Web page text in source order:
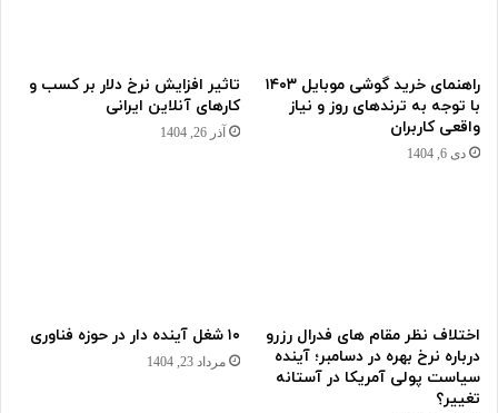
راهنمای خرید گوشی موبایل ۱۴۰۳
با توجه به ترندهای روز و نیاز
واقعی کاربران
دی 6, 1404
تاثیر افزایش نرخ دلار بر کسب و
کارهای آنلاین ایرانی
آذر 26, 1404
اختلاف نظر مقام های فدرال رزرو
درباره نرخ بهره در دسامبر؛ آینده
سیاست پولی آمریکا در آستانه
تغییر؟
۱۰ شغل آینده دار در حوزه فناوری
مرداد 23, 1404